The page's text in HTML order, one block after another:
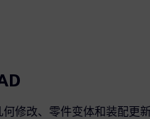
修改、零件变体和装配更